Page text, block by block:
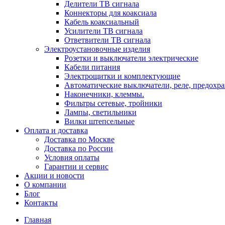
Делители ТВ сигнала
Коннекторы для коаксиала
Кабель коаксиальный
Усилители ТВ сигнала
Ответвители ТВ сигнала
Электроустановочные изделия
Розетки и выключатели электрические
Кабели питания
Электрощитки и комплектующие
Автоматические выключатели, реле,
Наконечники, клеммы.
Фильтры сетевые, тройники
Лампы, светильники
Вилки штепсельные
Оплата и доставка
Доставка по Москве
Доставка по России
Условия оплаты
Гарантии и сервис
Акции и новости
О компании
Блог
Контакты
Главная